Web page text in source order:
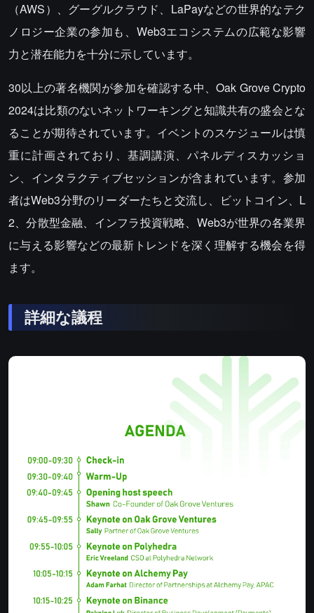
（AWS）、グーグルクラウド、LaPayなどの世界的なテク
ノロジー企業の参加も、Web3エコシステムの広範な影響
力と潜在能力を十分に示しています。
30以上の著名機関が参加を確認する中、Oak Grove Crypto
2024は比類のないネットワーキングと知識共有の盛会とな
ることが期待されています。イベントのスケジュールは慎
重に計画されており、基調講演、パネルディスカッショ
ン、インタラクティブセッションが含まれています。参加
者はWeb3分野のリーダーたちと交流し、ビットコイン、L
2、分散型金融、インフラ投資戦略、Web3が世界の各業界
に与える影響などの最新トレンドを深く理解する機会を得
ます。
詳細な議程